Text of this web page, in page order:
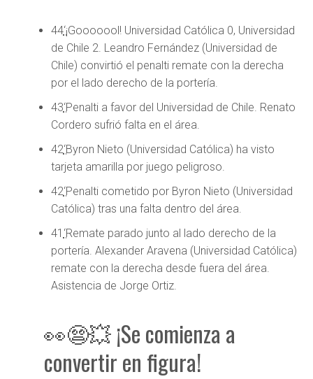
44‘¡Gooooool! Universidad Católica 0, Universidad
de Chile 2. Leandro Fernández (Universidad de
Chile) convirtió el penalti remate con la derecha
por el lado derecho de la portería.
43‘Penalti a favor del Universidad de Chile. Renato
Cordero sufrió falta en el área.
42‘Byron Nieto (Universidad Católica) ha visto
tarjeta amarilla por juego peligroso.
42‘Penalti cometido por Byron Nieto (Universidad
Católica) tras una falta dentro del área.
41 ‘Remate parado junto al lado derecho de la
portería. Alexander Aravena (Universidad Católica)
remate con la derecha desde fuera del área.
Asistencia de Jorge Ortiz.
👀😨💥 ¡Se comienza a
convertir en figura!